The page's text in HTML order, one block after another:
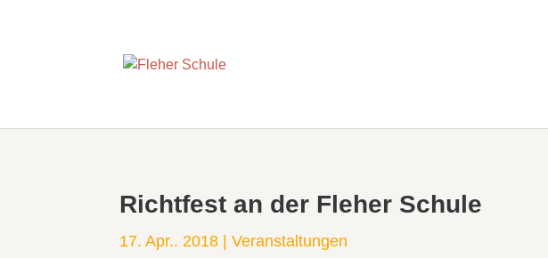
Richtfest an der Fleher Schule
17. Apr.. 2018 |Veranstaltungen